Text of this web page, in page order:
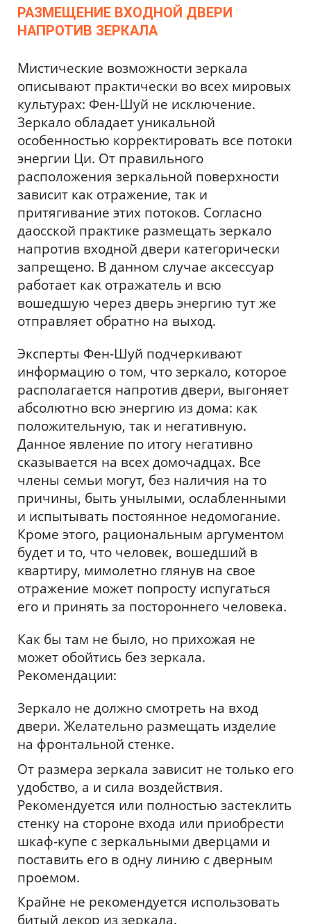
РАЗМЕЩЕНИЕ ВХОДНОЙ ДВЕРИ
НАПРОТИВ ЗЕРКАЛА
Мистические возможности зеркала
описывают практически во всех мировых
культурах: Фен-Шуй не исключение.
Зеркало обладает уникальной
особенностью корректировать все потоки
энергии Ци. От правильного
расположения зеркальной поверхности
зависит как отражение, так и
притягивание этих потоков. Согласно
даосской практике размещать зеркало
напротив входной двери категорически
запрещено. В данном случае аксессуар
работает как отражатель и всю
вошедшую через дверь энергию тут же
отправляет обратно на выход.
Эксперты Фен-Шуй подчеркивают
информацию о том, что зеркало, которое
располагается напротив двери, выгоняет
абсолютно всю энергию из дома: как
положительную, так и негативную.
Данное явление по итогу негативно
сказывается на всех домочадцах. Все
члены семьи могут, без наличия на то
причины, быть унылыми, ослабленными
и испытывать постоянное недомогание.
Кроме этого, рациональным аргументом
будет и то, что человек, вошедший в
квартиру, мимолетно глянув на свое
отражение может попросту испугаться
его и принять за постороннего человека.
Как бы там не было, но прихожая не
может обойтись без зеркала.
Рекомендации:
Зеркало не должно смотреть на вход
двери. Желательно размещать изделие
на фронтальной стенке.
От размера зеркала зависит не только его
удобство, а и сила воздействия.
Рекомендуется или полностью застеклить
стенку на стороне входа или приобрести
шкаф-купе с зеркальными дверцами и
поставить его в одну линию с дверным
проемом.
Крайне не рекомендуется использовать
битый декор из зеркала.